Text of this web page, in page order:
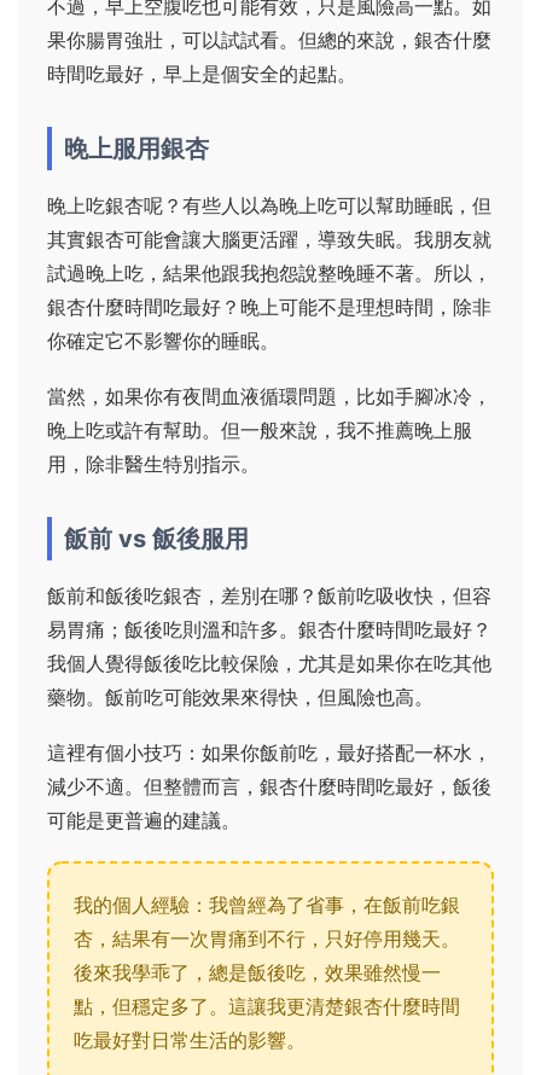
不過，早上空腹吃也可能有效，只是風險高一點。如
果你腸胃強壯，可以試試看。但總的來說，銀杏什麼
時間吃最好，早上是個安全的起點。
晚上服用銀杏
晚上吃銀杏呢？有些人以為晚上吃可以幫助睡眠，但
其實銀杏可能會讓大腦更活躍，導致失眠。我朋友就
試過晚上吃，結果他跟我抱怨說整晚睡不著。所以，
銀杏什麼時間吃最好？晚上可能不是理想時間，除非
你確定它不影響你的睡眠。
當然，如果你有夜間血液循環問題，比如手腳冰冷，
晚上吃或許有幫助。但一般來說，我不推薦晚上服
用，除非醫生特別指示。
飯前 vs 飯後服用
飯前和飯後吃銀杏，差別在哪？飯前吃吸收快，但容
易胃痛；飯後吃則溫和許多。銀杏什麼時間吃最好？
我個人覺得飯後吃比較保險，尤其是如果你在吃其他
藥物。飯前吃可能效果來得快，但風險也高。
這裡有個小技巧：如果你飯前吃，最好搭配一杯水，
減少不適。但整體而言，銀杏什麼時間吃最好，飯後
可能是更普遍的建議。
我的個人經驗：我曾經為了省事，在飯前吃銀
杏，結果有一次胃痛到不行，只好停用幾天。
後來我學乖了，總是飯後吃，效果雖然慢一
點，但穩定多了。這讓我更清楚銀杏什麼時間
吃最好對日常生活的影響。